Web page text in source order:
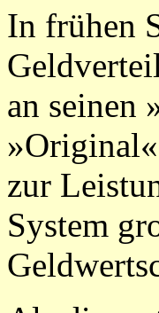
In frühen
an seinen
zur
System